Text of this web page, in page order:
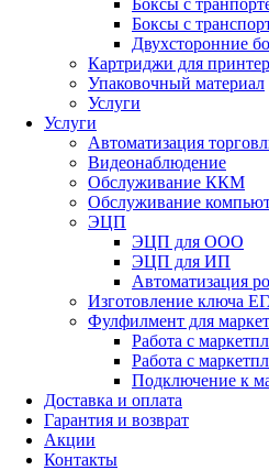
Боксы с
Боксы с
Двухсторонние
Картриджи для
Упаковочный материал
Услуги
Услуги
Автоматизация
Видеонаблюдение
Обслуживание ККМ
Обслуживание
ЭЦП
ЭЦП для ООО
ЭЦП для ИП
Автоматизация
Изготовление ключа
Фулфилмент для
Работа с
Работа с
Подключение к
Доставка и оплата
Гарантия и возврат
Акции
Контакты